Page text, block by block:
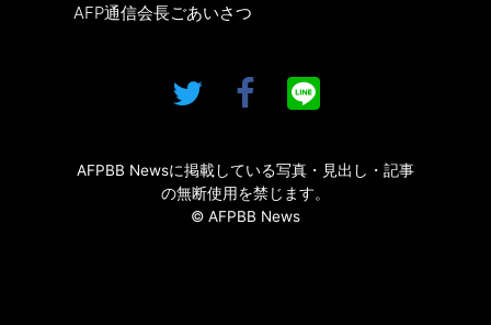
AFP通信会長ごあいさつ
AFPBB Newsに掲載している写真・見出し・記事
の無断使用を禁じます。
© AFPBB News